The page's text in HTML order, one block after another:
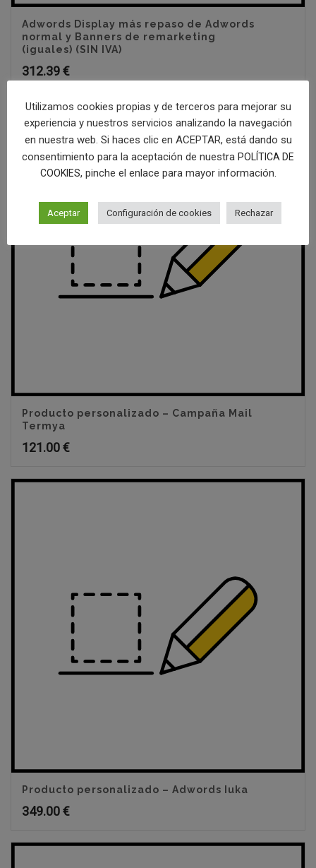
Adwords Display más repaso de Adwords
normal y Banners de remarketing
(iguales) (SIN IVA)
312.39€
Producto personalizado – Campaña Mail
Termya
121.00€
Producto personalizado – Adwords Iuka
349.00€
Utilizamos cookies propias y de terceros para mejorar su
experiencia y nuestros servicios analizando la navegación
en nuestra web. Si haces clic en ACEPTAR, está dando su
consentimiento para la aceptación de nuestra POLÍTICA DE
COOKIES, pinche el enlace para mayor información.
Aceptar Configuración de cookies Rechazar